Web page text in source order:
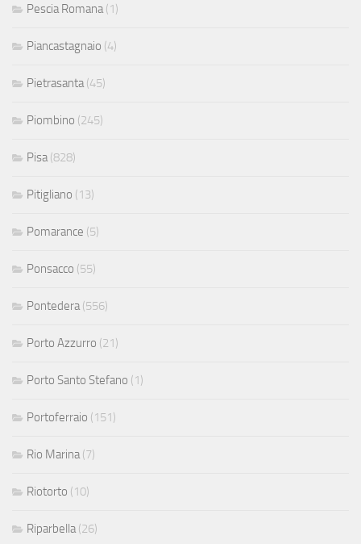
Pescia Romana (1)
Piancastagnaio (4)
Pietrasanta (45)
Piombino (245)
Pisa (828)
Pitigliano (13)
Pomarance (5)
Ponsacco (55)
Pontedera (556)
Porto Azzurro (21)
Porto Santo Stefano (1)
Portoferraio (151)
Rio Marina (7)
Riotorto (10)
Riparbella (26)